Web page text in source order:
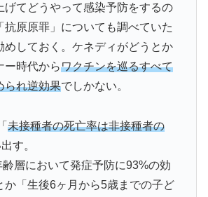
げてどうやって感染予防をするの
抗原原罪」についても調べていた
めしておく。ケネディがどうとか
ー時代からワクチンを巡るすべて
られ逆効果でしかない。
未接種者の死亡率は非接種者の
す。
齢層において発症予防に93%の効
か「生後6ヶ月から5歳までの子ど